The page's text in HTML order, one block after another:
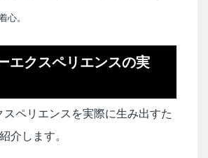
心。
エクスペリエンスの実
スペリエンスを実際に生み出すた
介します。